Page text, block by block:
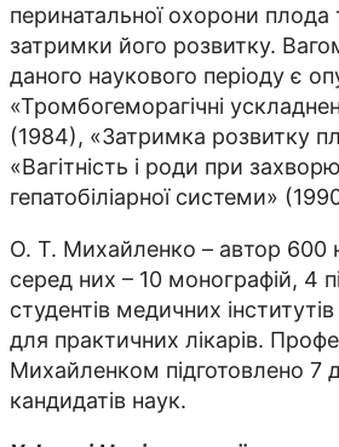
перинатальної охорони
затримки його розвитку.
даного наукового періоду є
«Тромбогеморагічні
(1984), «Затримка розвитку
«Вагітність і роди при
гепатобіліарної системи»
О. Т. Михайленко – автор 600
серед них – 10 монографій, 4
студентів медичних
для практичних лікарів.
Михайленком підготовлено 7
кандидатів наук.